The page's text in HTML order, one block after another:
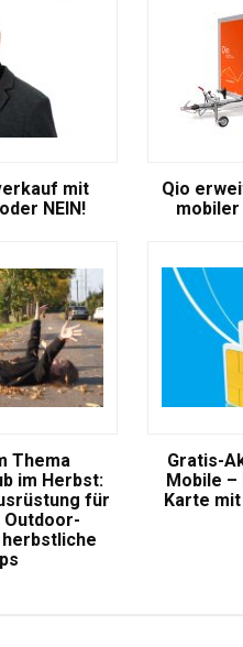
mit
NEIN!
Qio
Thema
im Herbst:
für
Outdoor-
Gratis-
Mobile –
Karte